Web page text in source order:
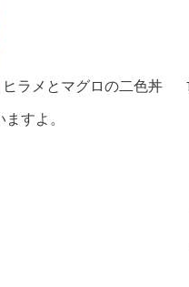
ヒラメとマグロの二色丼
すよ。